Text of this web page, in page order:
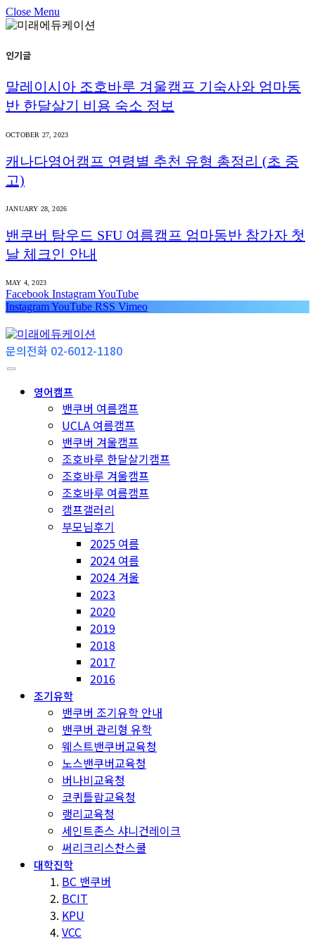
Close Menu
인기글
말레이시아 조호바루 겨울캠프 기숙사와 엄마동
반 한달살기 비용 숙소 정보
OCTOBER 27, 2023
캐나다영어캠프 연령별 추천 유형 총정리 (초 중
고)
JANUARY 28, 2026
밴쿠버 탐우드 SFU 여름캠프 엄마동반 참가자 첫
날 체크인 안내
MAY 4, 2023
Facebook InstagramYouTube
InstagramYouTube RSS Vimeo
문의전화 02-6012-1180
영어캠프
밴쿠버 여름캠프
UCLA 여름캠프
밴쿠버 겨울캠프
조호바루 한달살기캠프
조호바루 겨울캠프
조호바루 여름캠프
캠프갤러리
부모님후기
2025 여름
2024 여름
2024 겨울
2023
2020
2019
2018
2017
2016
조기유학
밴쿠버 조기유학 안내
밴쿠버 관리형 유학
웨스트밴쿠버교육청
노스밴쿠버교육청
버나비교육청
코퀴틀람교육청
랭리교육청
세인트존스 샤니건레이크
써리크리스찬스쿨
대학진학
BC 밴쿠버
BCIT
KPU
VCC